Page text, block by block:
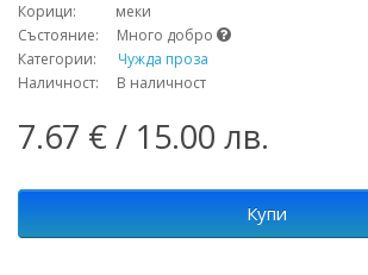
Корици: меки
Състояние: Много добро
Категории: Чужда проза
Наличност: В наличност
7.67 € / 15.00 лв.
Купи